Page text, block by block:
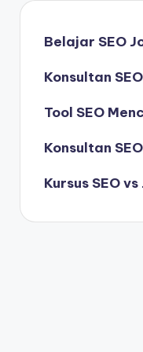
Belajar SEO
Konsultan
Tool SEO
Konsultan
Kursus SEO